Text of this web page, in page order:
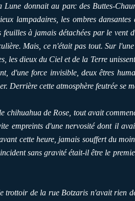
donnait au parc des Buttes-
lampadaires, les ombres
à jamais détachées par le vent
Mais, ce n'était pas tout. Sur
les dieux du Ciel et de la Terre
d'une force invisible, deux êtres
Derrière cette atmosphère feutrée se
chihuahua de Rose, tout avait
empreints d'une nervosité dont il
cette heure, jamais souffert du
sans gravité était-il être le
trottoir de la rue Botzaris n'avait rien